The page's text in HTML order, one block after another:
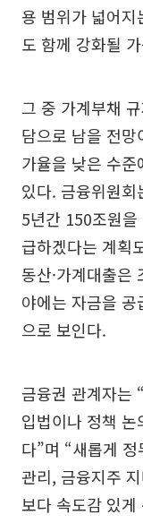
용 범위가 넓어
도 함께 강화될
그 중 가계부채
담으로 남을 전
가율을 낮은 수
있다. 금융위원
5년간 150조원
급하겠다는 계획
동산·가계대출은
야에는 자금을
으로 보인다.
금융권 관계자는
입법이나 정책
다”며 “새롭게
관리, 금융지주
보다 속도감 있